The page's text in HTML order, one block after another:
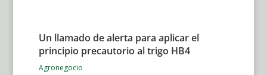
Un llamado de alerta para aplicar el
principio precautorio al trigo HB4
Agronegocio